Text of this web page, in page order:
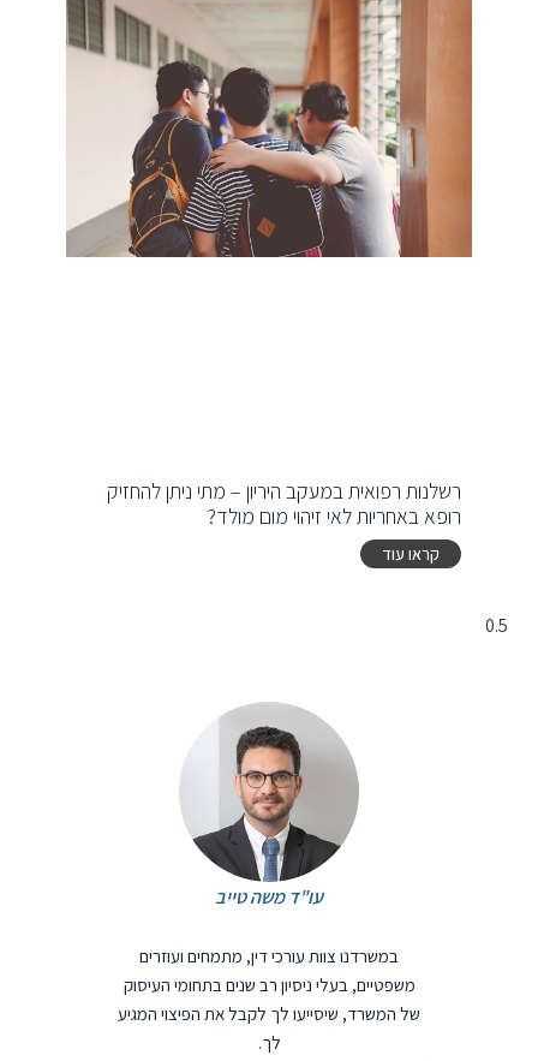
רשלנות רפואית במעקב היריון – מתי ניתן להחזיק
רופא באחריות לאי זיהוי מום מולד?
קראו עוד
עו"ד משה טייב
במשרדנו צוות עורכי דין, מתמחים ועוזרים
משפטיים, בעלי ניסיון רב שנים בתחומי העיסוק
של המשרד, שיסייעו לך לקבל את הפיצוי המגיע
לך.